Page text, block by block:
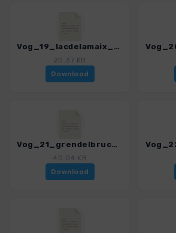
Vog_19_lacdelamaix_4018_8.gpx
20.37 KB
Download
Vog_21_grendelbruch_4018_8.gpx
40.04 KB
Download